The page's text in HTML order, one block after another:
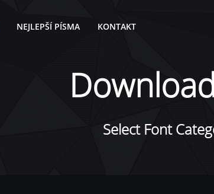
NEJLEPŠÍ PÍSMA KONTAKT
Select Font